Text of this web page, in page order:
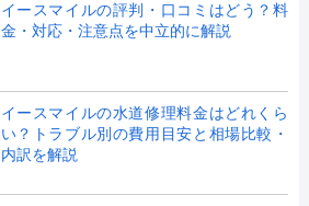
イースマイルの評判・口コミはどう？料
金・対応・注意点を中立的に解説
イースマイルの水道修理料金はどれくら
い？トラブル別の費用目安と相場比較・
内訳を解説